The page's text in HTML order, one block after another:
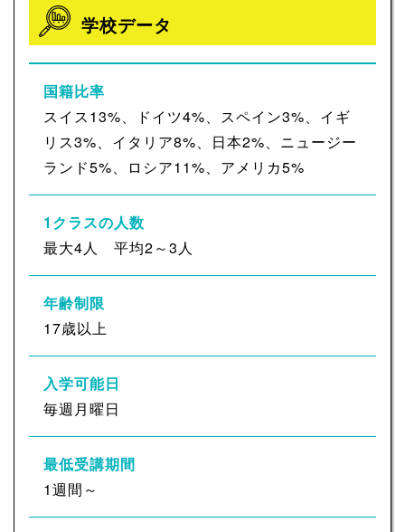
学校データ
国籍比率
スイス13%、ドイツ4%、スペイン3%、イギ
リス3%、イタリア8%、日本2%、ニュージー
ランド5%、ロシア11%、アメリカ5%
1クラスの人数
最大4人 平均2～3人
年齢制限
17歳以上
入学可能日
毎週月曜日
最低受講期間
1週間～